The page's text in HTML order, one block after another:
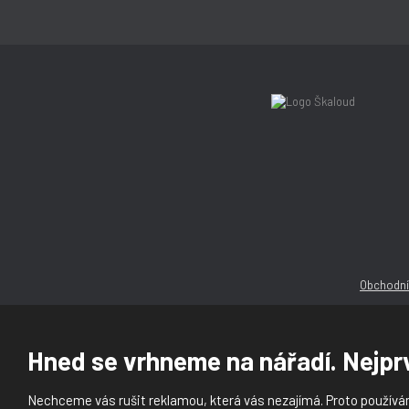
Hned se vrhneme na nářadí.
Nechceme vás rušit reklamou, která vás nezajímá. Proto© 2026,